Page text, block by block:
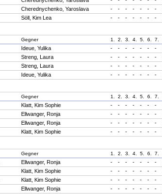
Cherednychenko, Yaroslava - - - - - - -
Söll, Kim Lea - - - - - - -
Gegner 1. 2. 3. 4. 5. 6. 7.
Ideue, Yulika - - - - - - -
Streng, Laura - - - - - - -
Streng, Laura - - - - - - -
Ideue, Yulika - - - - - - -
Gegner 1. 2. 3. 4. 5. 6. 7.
Klatt, Kim Sophie - - - - - - -
Ellwanger, Ronja - - - - - - -
Ellwanger, Ronja - - - - - - -
Klatt, Kim Sophie - - - - - - -
Gegner 1. 2. 3. 4. 5. 6. 7.
Ellwanger, Ronja - - - - - - -
Klatt, Kim Sophie - - - - - - -
Klatt, Kim Sophie - - - - - - -
Ellwanger, Ronja - - - - - - -